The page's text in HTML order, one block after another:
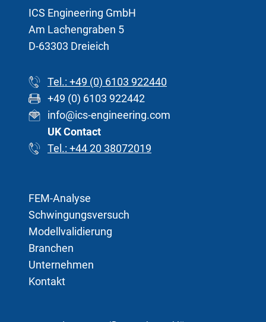
ICS Engineering GmbH
Am Lachengraben 5
D-63303 Dreieich
Tel.: +49 (0) 6103 922440
+49 (0) 6103 922442
info@ics-engineering.com
UK Contact
Tel.: +44 20 38072019
FEM-Analyse
Schwingungsversuch
Modellvalidierung
Branchen
Unternehmen
Kontakt